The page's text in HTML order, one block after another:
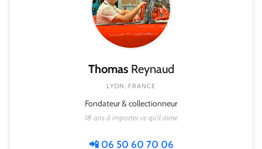
ThomasReynaud
LYON, FRANCE
Fondateur & collectionneur
18 ans à importer ce qu'il aime
📲 06 50 60 70 06